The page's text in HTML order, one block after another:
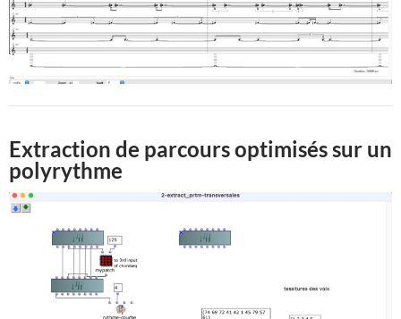
Extraction de parcours optimisés sur un
polyrythme